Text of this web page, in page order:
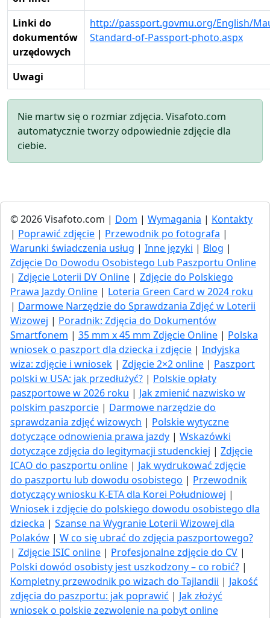
Linki do
dokumentów
urzędowych
http://passport.govmu.org/English/
Standard-of-Passport-photo.aspx
Uwagi
Nie martw się o rozmiar zdjęcia. Visafoto.com
automatycznie tworzy odpowiednie zdjęcie dla
ciebie.
© 2026 Visafoto.com | Dom | Wymagania | Kontakty
| Poprawić zdjęcie | Przewodnik po fotografa |
Warunki świadczenia usług | Inne języki | Blog |
Zdjęcie Do Dowodu Osobistego Lub Paszportu Online
| Zdjęcie Loterii DV Online | Zdjęcie do Polskiego
Prawa Jazdy Online | Loteria Green Card w 2024 roku
| Darmowe Narzędzie do Sprawdzania Zdjęć w Loterii
Wizowej | Poradnik: Zdjęcia do Dokumentów
Smartfonem | 35 mm x 45 mm Zdjęcie Online | Polska
wniosek o paszport dla dziecka i zdjęcie | Indyjska
wiza: zdjęcie i wniosek | Zdjęcie 2×2 online | Paszport
polski w USA: jak przedłużyć​? | Polskie opłaty
paszportowe w 2026 roku | Jak zmienić nazwisko w
polskim paszporcie | Darmowe narzędzie do
sprawdzania zdjęć wizowych | Polskie wytyczne
dotyczące odnowienia prawa jazdy | Wskazówki
dotyczące zdjęcia do legitymacji studenckiej | Zdjęcie
ICAO do paszportu online | Jak wydrukować zdjęcie
do paszportu lub dowodu osobistego | Przewodnik
dotyczący wniosku K-ETA dla Korei Południowej |
Wniosek i zdjęcie do polskiego dowodu osobistego dla
dziecka | Szanse na Wygranie Loterii Wizowej dla
Polaków | W co się ubrać do zdjęcia paszportowego?
| Zdjęcie ISIC online | Profesjonalne zdjęcie do CV |
Polski dowód osobisty jest uszkodzony – co robić? |
Kompletny przewodnik po wizach do Tajlandii | Jakość
zdjęcia do paszportu: jak poprawić | Jak złożyć
wniosek o polskie zezwolenie na pobyt online